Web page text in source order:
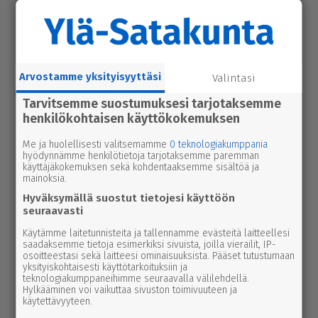
sitten käyt­töö­no­tettu ilmoit­tau­tu­mis­
käy­täntö muuttui – nyt painetaan ovi­
kulttuuri9.8.2026 2.55
2000 kävijän raja meni rikki Karvia-
urheilu7.8.2026 14.00
Janne Ojala näkee Parkanon ase­man­
seu­dussa mah­dol­li­suu­den ravi- ja
uutinen 9.8.2026 3.00
Raakun pelas­tu­so­pe­raa­tio jatkuu Kar­
vi­an­jo­ella – Raken­nus­kos­ken kun­nos­
tuk­sella lisätään elintilaa uha­na­lai­
Arvostamme yksityisyyttäsi Valintasi
Tarvitsemme suostumuksesi tarjotaksemme
henkilökohtaisen käyttökokemuksen
Me ja huolellisesti valitsemamme 0 teknologiakumppania
hyödynnämme henkilötietoja tarjotaksemme paremman
käyttäjäkokemuksen sekä kohdentaaksemme sisältöä ja
mainoksia.
Hyväksymällä suostut tietojesi käyttöön
seuraavasti
Käytämme laitetunnisteita ja tallennamme evästeitä laitteellesi
saadaksemme tietoja esimerkiksi sivuista, joilla vierailit, IP-
osoitteestasi sekä laitteesi ominaisuuksista. Pääset tutustumaan
yksityiskohtaisesti käyttötarkoituksiin ja
teknologiakumppaneihimme seuraavalla välilehdellä.
Hylkääminen voi vaikuttaa sivuston toimivuuteen ja
käytettävyyteen.